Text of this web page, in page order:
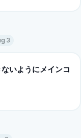
3
いようにメインコ